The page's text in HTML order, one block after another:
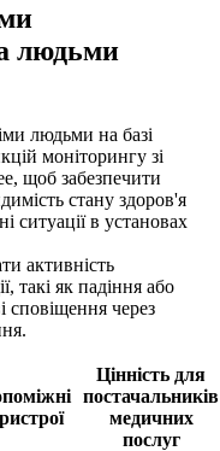
людьми
людьми на базі
моніторингу зі
щоб забезпечити
стану здоров'я
ситуації в установах
активність
такі як падіння або
сповіщення через
Цінність для
постачальників
медичних
послуг